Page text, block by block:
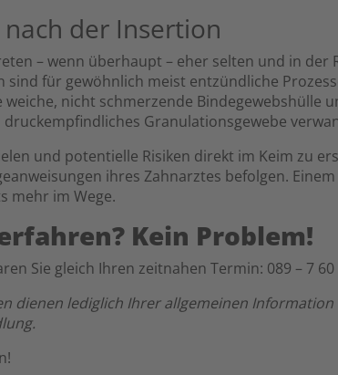
der Insertion
– wenn überhaupt – eher selten und in der
sind für gewöhnlich meist entzündliche
nicht schmerzende Bindegewebshülle
Granulationsgewebe
und potentielle Risiken direkt im Keim zu
ihres Zahnarztes befolgen.
mehr im Wege.
Kein Problem!
Sie gleich Ihren zeitnahen Termin: 089 – 7 60
dienen lediglich Ihrer allgemeinen